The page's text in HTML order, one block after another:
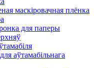
маскіровачная плёнка
для паперы
аўтамабільнага